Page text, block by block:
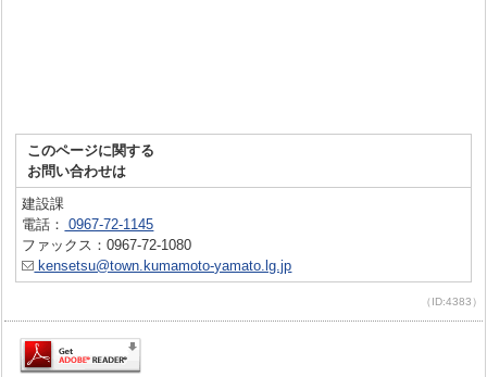
このページに関する
お問い合わせは
建設課
電話： 0967-72-1145
ファックス：0967-72-1080
kensetsu@town.kumamoto-yamato.lg.jp
（ID:4383）